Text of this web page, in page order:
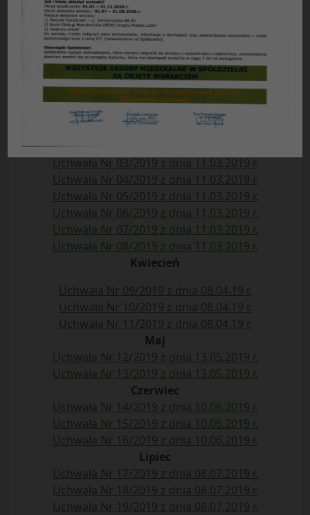
Rady Przedstawicieli Nieruchomości Osiedla
„WIDOK”
Spółdzielni Mieszkaniowej „Czuby”
Rok 2019
Styczeń
Uchwała Nr 01/2019 z dnia 14.01.2019 r.
Uchwała Nr 02/2019 z dnia 04.02.2019 r.
Uchwała Nr 03/2019 z dnia 11.03.2019 r.
Uchwała Nr 04/2019 z dnia 11.03.2019 r.
Uchwała Nr 05/2019 z dnia 11.03.2019 r.
Uchwała Nr 06/2019 z dnia 11.03.2019 r.
Uchwała Nr 07/2019 z dnia 11.03.2019 r.
Uchwała Nr 08/2019 z dnia 11.03.2019 r.
Kwiecień
Uchwała Nr 09/2019 z dnia 08.04.19 r.
Uchwała Nr 10/2019 z dnia 08.04.19 r.
Uchwała Nr 11/2019 z dnia 08.04.19 r.
Maj
Uchwała Nr 12/2019 z dnia 13.05.2019 r.
Uchwała Nr 13/2019 z dnia 13.05.2019 r.
Czerwiec
Uchwała Nr 14/2019 z dnia 10.06.2019 r.
Uchwała Nr 15/2019 z dnia 10.06.2019 r.
Uchwała Nr 16/2019 z dnia 10.06.2019 r.
Lipiec
Uchwała Nr 17/2019 z dnia 08.07.2019 r.
Uchwała Nr 18/2019 z dnia 08.07.2019 r.
Uchwała Nr 19/2019 z dnia 08.07.2019 r.